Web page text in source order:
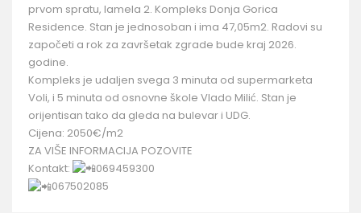
prvom spratu, lamela 2. Kompleks Donja Gorica
Residence. Stan je jednosoban i ima 47,05m2. Radovi su
započeti a rok za završetak zgrade bude kraj 2026.
godine.
Kompleks je udaljen svega 3 minuta od supermarketa
Voli, i 5 minuta od osnovne škole Vlado Milić. Stan je
orijentisan tako da gleda na bulevar i UDG.
Cijena: 2050€/m2
ZA VIŠE INFORMACIJA POZOVITE
Kontakt:
069459300
067502085